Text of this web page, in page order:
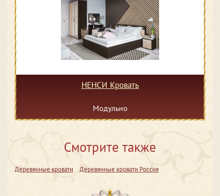
НЕНСИ Кровать
Модульно
Смотрите также
Деревянные кровати Деревянные кровати Россия